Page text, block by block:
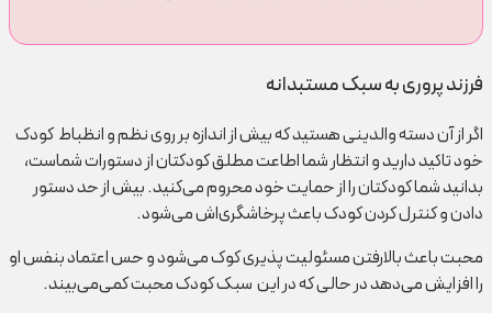
فرزند پروری به سبک مستبدانه
اگر از آن دسته والدینی هستید که بیش از اندازه بر روی نظم و انظباط کودک
خود تاکید دارید و انتظار شما اطاعت مطلق کودکتان از دستورات شماست،
بدانید شما کودکتان را از حمایت خود محروم می‌کنید. بیش از حد دستور
دادن و کنترل کردن کودک باعث پرخاشگری‌اش می‌شود.
محبت باعث بالارفتن مسئولیت پذیری کوک می‌شود و حس اعتماد بنفس او
را افزایش می‌دهد در حالی که در این سبک کودک محبت کمی‌می‌بیند.